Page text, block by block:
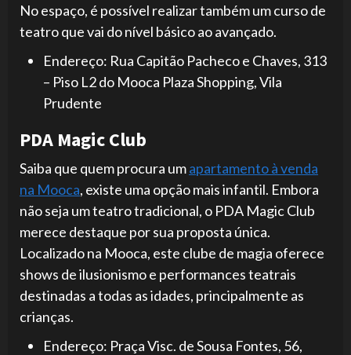
No espaço, é possível realizar também um curso de
teatro que vai do nível básico ao avançado.
Endereço: Rua Capitão Pacheco e Chaves, 313
– Piso L2 do Mooca Plaza Shopping, Vila
Prudente
PDA Magic Club
Saiba que quem procura umapartamento à venda
na Mooca, existe uma opção mais infantil. Embora
não seja um teatro tradicional, o PDA Magic Club
merece destaque por sua proposta única.
Localizado na Mooca, este clube de magia oferece
shows de ilusionismo e performances teatrais
destinadas a todas as idades, principalmente as
crianças.
Endereço: Praça Visc. de Sousa Fontes, 56,